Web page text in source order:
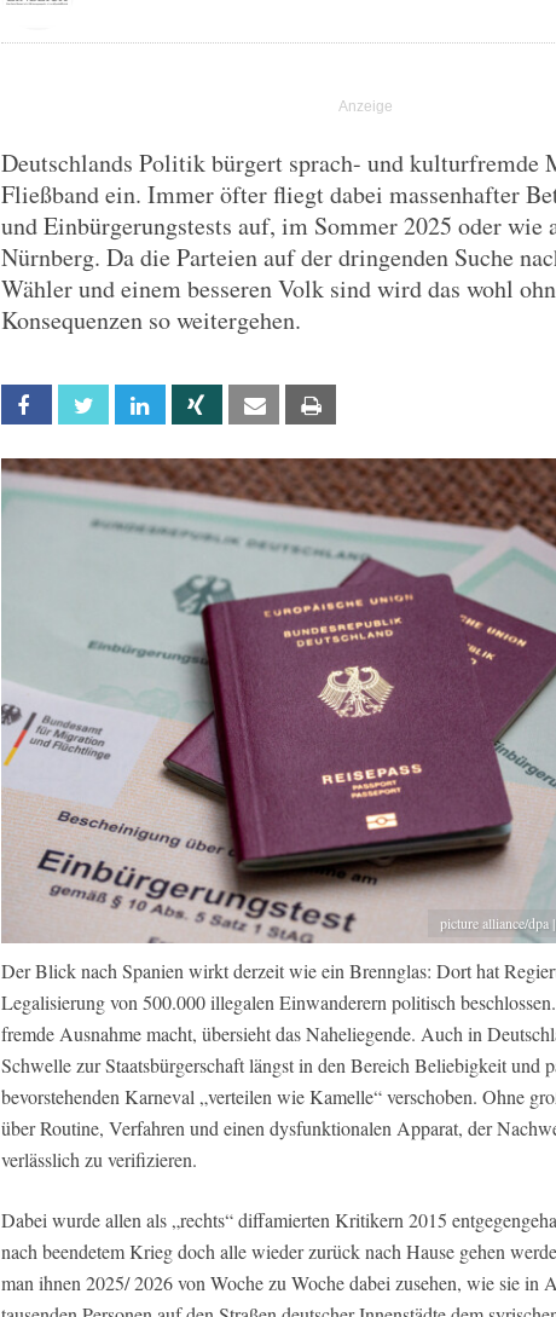
Deutschlands Politik bürgert sprach- und kulturfremde
Fließband ein. Immer öfter fliegt dabei massenhafter
und Einbürgerungstests auf, im Sommer 2025 oder wie
Nürnberg. Da die Parteien auf der dringenden Suche
Wähler und einem besseren Volk sind wird das wohl
Konsequenzen so weitergehen.
Facebook Twitter Linkedin Xing Email
picture alliance/dpa
Der Blick nach Spanien wirkt derzeit wie ein Brennglas: Dort hat
Legalisierung von 500.000 illegalen Einwanderern politisch
fremde Ausnahme macht, übersieht das Naheliegende. Auch in
Schwelle zur Staatsbürgerschaft längst in den Bereich Beliebigkeit und
bevorstehenden Karneval „verteilen wie Kamelle“ verschoben. Ohne
über Routine, Verfahren und einen dysfunktionalen Apparat, der
verlässlich zu verifizieren.
Dabei wurde allen als „rechts“ diffamierten Kritikern 2015
nach beendetem Krieg doch alle wieder zurück nach Hause gehen
man ihnen 2025/ 2026 von Woche zu Woche dabei zusehen, wie sie in